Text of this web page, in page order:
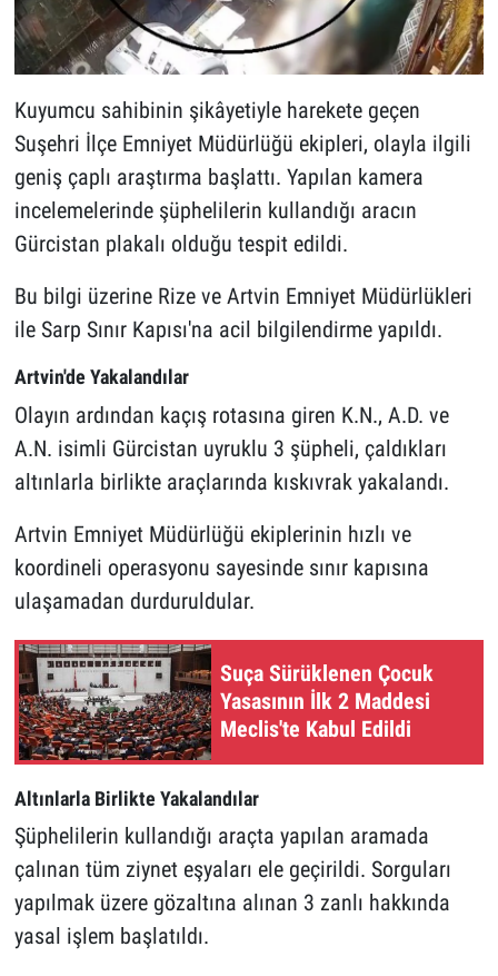
Kuyumcu sahibinin şikâyetiyle harekete geçen
Suşehri İlçe Emniyet Müdürlüğü ekipleri, olayla ilgili
geniş çaplı araştırma başlattı. Yapılan kamera
incelemelerinde şüphelilerin kullandığı aracın
Gürcistan plakalı olduğu tespit edildi.
Bu bilgi üzerine Rize ve Artvin Emniyet Müdürlükleri
ile Sarp Sınır Kapısı'na acil bilgilendirme yapıldı.
Artvin'de Yakalandılar
Olayın ardından kaçış rotasına giren K.N., A.D. ve
A.N. isimli Gürcistan uyruklu 3 şüpheli, çaldıkları
altınlarla birlikte araçlarında kıskıvrak yakalandı.
Artvin Emniyet Müdürlüğü ekiplerinin hızlı ve
koordineli operasyonu sayesinde sınır kapısına
ulaşamadan durduruldular.
Suça Sürüklenen Çocuk
Yasasının İlk 2 Maddesi
Meclis'te Kabul Edildi
Altınlarla Birlikte Yakalandılar
Şüphelilerin kullandığı araçta yapılan aramada
çalınan tüm ziynet eşyaları ele geçirildi. Sorguları
yapılmak üzere gözaltına alınan 3 zanlı hakkında
yasal işlem başlatıldı.